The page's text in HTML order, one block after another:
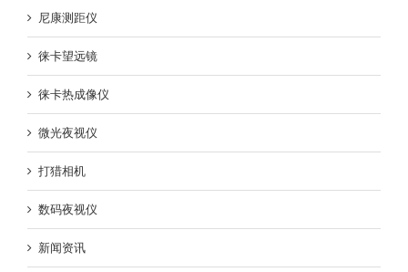
尼康测距仪
徕卡望远镜
徕卡热成像仪
微光夜视仪
打猎相机
数码夜视仪
新闻资讯